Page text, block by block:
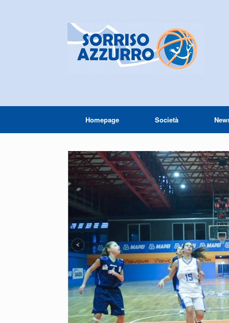
Homepage Società